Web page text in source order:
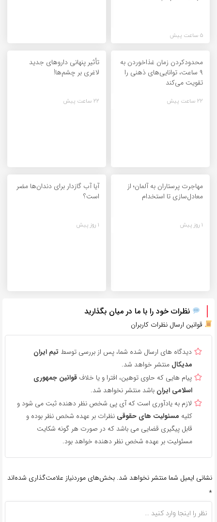
5 ساعت پیش
محدودکردن زمان غذاخوردن به
۹ ساعت، توانایی‌های ذهنی را
تقویت می‌کند
22 ساعت پیش
تأثیر پنهانی داروهای جدید
لاغری بر چشم‌ها!
22 ساعت پیش
مهاجرت پرستاران به آلمان؛ از
معادل‌سازی تا استخدام
1 روز پیش
آیا آب گازدار برای دندان‌ها مضر
است؟
1 روز پیش
نظرات خود را با ما در میان بگذارید
قوانین ارسال نظرات کاربران
دیدگاه های ارسال شده شما، پس از بررسی توسط تیم ایران
مدیکال منتشر خواهد شد.
پیام هایی که حاوی توهین، افترا و یا خلاف قوانین جمهوری
اسلامی ایران باشد منتشر نخواهد شد.
لازم به یادآوری است که آی پی شخص نظر دهنده ثبت می شود و
کلیه مسئولیت های حقوقی نظرات بر عهده شخص نظر بوده و
قابل پیگیری قضایی می باشد که در صورت هر گونه شکایت
مسئولیت بر عهده شخص نظر دهنده خواهد بود.
نشانی ایمیل شما منتشر نخواهد شد. بخش‌های موردنیاز علامت‌گذاری شده‌اند
*